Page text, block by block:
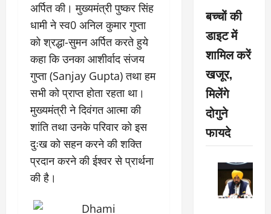
अर्पित की। मुख्यमंत्री पुष्कर सिंह
धामी ने स्व0 अनिल कुमार गुप्ता
को श्रद्धा-सुमन अर्पित करते हुये
कहा कि उनका आशीर्वाद संजय
गुप्ता (Sanjay Gupta) तथा हम
सभी को प्राप्त होता रहता था।
मुख्यमंत्री ने दिवंगत आत्मा की
शांति तथा उनके परिवार को इस
दुःख को सहन करने की शक्ति
प्रदान करने की ईश्वर से प्रार्थना
की है।
बच्चों की
डाइट में
शामिल करें
खजूर,
मिलेंगे
दोगुने
फायदे